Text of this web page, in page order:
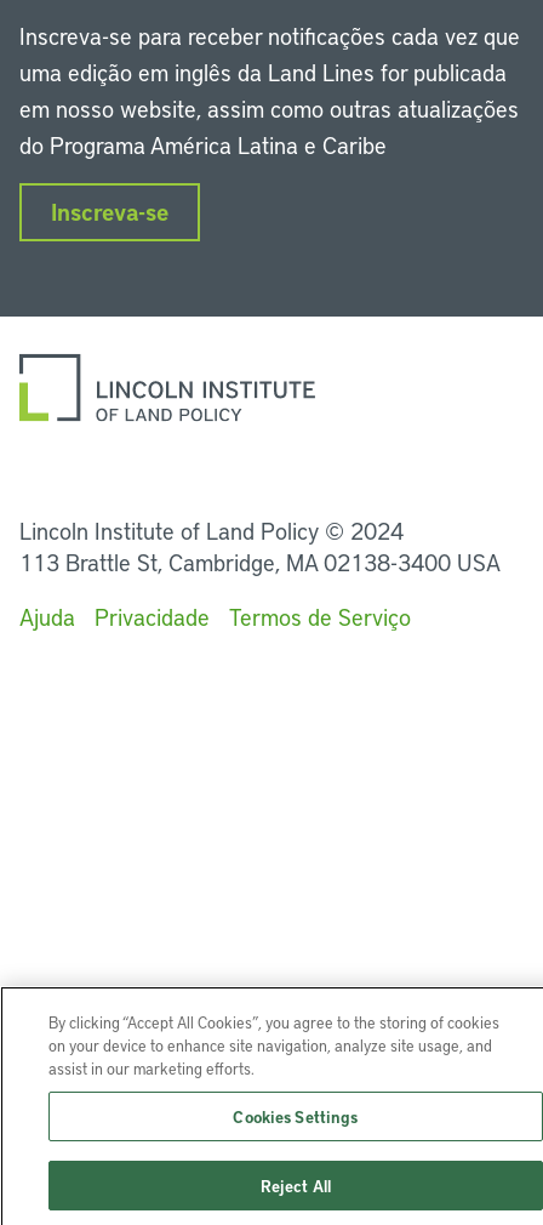
Inscreva-se para receber notificações cada vez que
uma edição em inglês da Land Lines for publicada
em nosso website, assim como outras atualizações
do Programa América Latina e Caribe
Inscreva-se
Lincoln Institute of Land Policy © 2024
113 Brattle St, Cambridge, MA 02138-3400 USA
Ajuda
Privacidade Termos de Serviço
By clicking “Accept All Cookies”, you agree to the storing of cookies
on your device to enhance site navigation, analyze site usage, and
assist in our marketing efforts.
Cookies Settings
Reject All